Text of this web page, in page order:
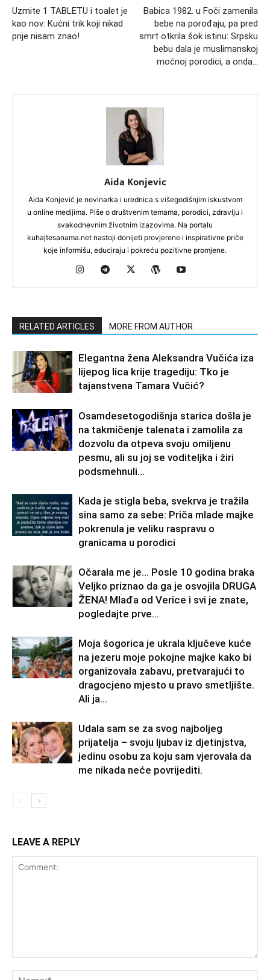
Uzmite 1 TABLETU i toalet je
kao nov: Kućni trik koji nikad
prije nisam znao!
Babica 1982. u Foči zamenila
bebe na porođaju, pa pred
smrt otkrila šok istinu: Srpsku
bebu dala je muslimanskoj
moćnoj porodici, a onda…
Aida Konjevic
Aida Konjević je novinarka i urednica s višegodišnjim iskustvom
u online medijima. Piše o društvenim temama, porodici, zdravlju i
svakodnevnim životnim izazovima. Na portalu
kuhajtesanama.net nastoji donijeti provjerene i inspirativne priče
koje informišu, educiraju i pokreću pozitivne promjene.
RELATED ARTICLES MORE FROM AUTHOR
Elegantna žena Aleksandra Vučića iza
lijepog lica krije tragediju: Tko je
tajanstvena Tamara Vučić?
Osamdesetogodišnja starica došla je
na takmičenje talenata i zamolila za
dozvolu da otpeva svoju omiljenu
pesmu, ali su joj se voditeljka i žiri
podsmehnuli...
Kada je stigla beba, svekrva je tražila
sina samo za sebe: Priča mlade majke
pokrenula je veliku raspravu o
granicama u porodici
Očarala me je… Posle 10 godina braka
Veljko priznao da ga je osvojila DRUGA
ŽENA! Mlađa od Verice i svi je znate,
pogledajte prve...
Moja šogorica je ukrala ključeve kuće
na jezeru moje pokojne majke kako bi
organizovala zabavu, pretvarajući to
dragocjeno mjesto u pravo smetljište.
Ali ja...
Udala sam se za svog najboljeg
prijatelja – svoju ljubav iz djetinjstva,
jedinu osobu za koju sam vjerovala da
me nikada neće povrijediti.
LEAVE A REPLY